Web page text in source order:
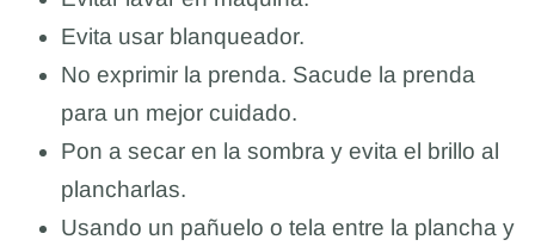
Evita usar blanqueador.
No exprimir la prenda. Sacude la prenda
para un mejor cuidado.
Pon a secar en la sombra y evita el brillo al
plancharlas.
Usando un pañuelo o tela entre la plancha y